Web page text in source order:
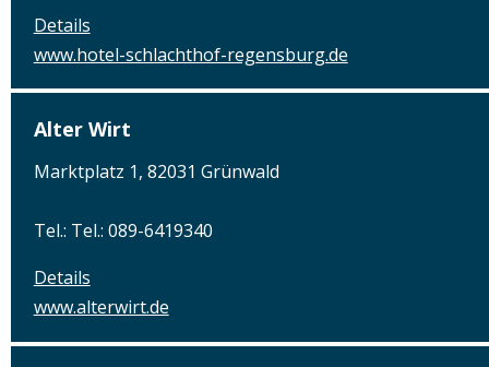
Details
www.hotel-schlachthof-regensburg.de
Alter Wirt
Marktplatz 1, 82031 Grünwald
Tel.: Tel.: 089-6419340
Details
www.alterwirt.de